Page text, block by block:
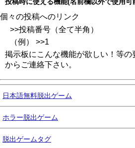
個々の投稿へのリンク
>>投稿番号（全て半角）
（例） >>1
掲示板にこんな機能が欲しい！等の
からご連絡下さい。
日本語無料脱出ゲーム
ホラー脱出ゲーム
脱出ゲームタグ